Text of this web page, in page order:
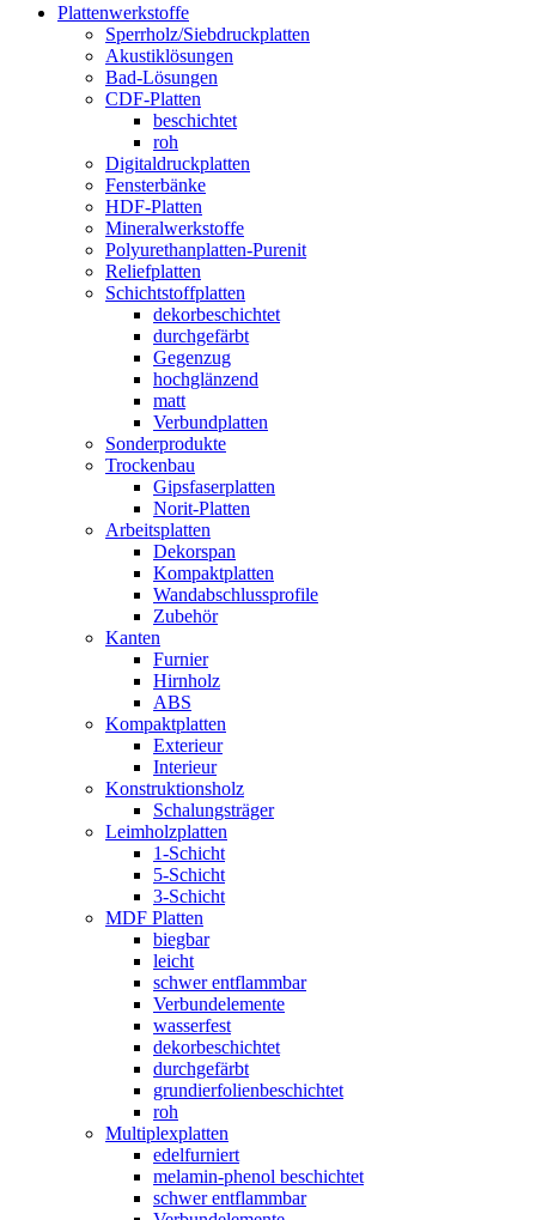
Plattenwerkstoffe
Sperrholz/Siebdruckplatten
Akustiklösungen
Bad-Lösungen
CDF-Platten
beschichtet
roh
Digitaldruckplatten
Fensterbänke
HDF-Platten
Mineralwerkstoffe
Polyurethanplatten-Purenit
Reliefplatten
Schichtstoffplatten
dekorbeschichtet
durchgefärbt
Gegenzug
hochglänzend
matt
Verbundplatten
Sonderprodukte
Trockenbau
Gipsfaserplatten
Norit-Platten
Arbeitsplatten
Dekorspan
Kompaktplatten
Wandabschlussprofile
Zubehör
Kanten
Furnier
Hirnholz
ABS
Kompaktplatten
Exterieur
Interieur
Konstruktionsholz
Schalungsträger
Leimholzplatten
1-Schicht
5-Schicht
3-Schicht
MDF Platten
biegbar
leicht
schwer entflammbar
Verbundelemente
wasserfest
dekorbeschichtet
durchgefärbt
grundierfolienbeschichtet
roh
Multiplexplatten
edelfurniert
melamin-phenol beschichtet
schwer entflammbar